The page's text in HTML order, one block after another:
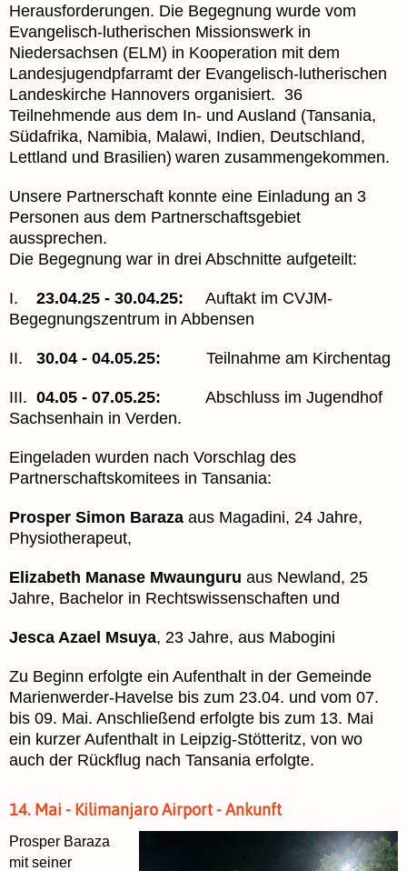
Herausforderungen. Die Begegnung wurde vom
Evangelisch-lutherischen Missionswerk in
Niedersachsen (ELM) in Kooperation mit dem
Landesjugendpfarramt der Evangelisch-lutherischen
Landeskirche Hannovers organisiert. 36
Teilnehmende aus dem In- und Ausland (Tansania,
Südafrika, Namibia, Malawi, Indien, Deutschland,
Lettland und Brasilien) waren zusammengekommen.
Unsere Partnerschaft konnte eine Einladung an 3
Personen aus dem Partnerschaftsgebiet
aussprechen.
Die Begegnung war in drei Abschnitte aufgeteilt:
I. 23.04.25 - 30.04.25:
Auftakt im CVJM-
Begegnungszentrum in Abbensen
II. 30.04 - 04.05.25: Teilnahme am Kirchentag
III. 04.05 - 07.05.25: Abschluss im Jugendhof
Sachsenhain in Verden.
Eingeladen wurden nach Vorschlag des
Partnerschaftskomitees in Tansania:
Prosper Simon Baraza aus Magadini, 24 Jahre,
Physiotherapeut,
Elizabeth Manase Mwaunguru aus Newland, 25
Jahre, Bachelor in Rechtswissenschaften und
Jesca Azael Msuya, 23 Jahre, aus Mabogini
Zu Beginn erfolgte ein Aufenthalt in der Gemeinde
Marienwerder-Havelse bis zum 23.04. und vom 07.
bis 09. Mai. Anschließend erfolgte bis zum 13. Mai
ein kurzer Aufenthalt in Leipzig-Stötteritz, von wo
auch der Rückflug nach Tansania erfolgte.
14. Mai - Kilimanjaro Airport - Ankunft
Prosper Baraza
mit seiner